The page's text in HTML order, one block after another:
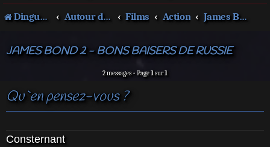
Dingues de séries télé ! Autour des films et séries Films Action James Bond
JAMES BOND 2 - BONS BAISERS DE RUSSIE
2 messages • Page1sur1
Qu`en pensez-vous ?
Consternant